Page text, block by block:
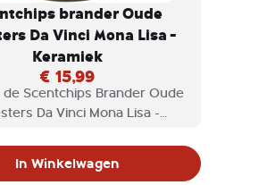
brander Oude
Da Vinci Mona Lisa -
Keramiek
€ 15,99
de Scentchips Brander Oude
Da Vinci Mona Lisa -
In Winkelwagen